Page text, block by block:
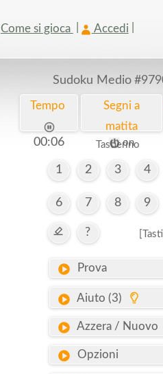
Come si gioca Accedi
Sudoku Medio
Tempo
00:06
Segni a
matita
on
Tastierino
1 2 3 4
6 7 8 9
? [Tasti]
Prova
Aiuto (3)
Azzera / Nuovo
Opzioni